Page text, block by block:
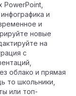
PowerPoint,
и
и
новые
на
с
облако и прямая
то школьники,
или топ-